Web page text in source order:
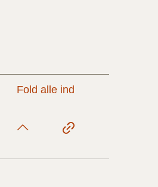
Fold alle ind